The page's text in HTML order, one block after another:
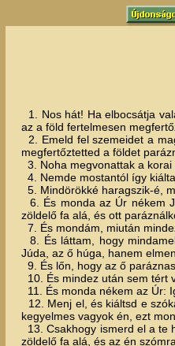
1. Nos hát! Ha elbocsátja
az a föld fertelmesen
2. Emeld fel szemeidet a
megfertőztetted a földet
3. Noha megvonattak a
4. Nemde mostantól így
5. Mindörökké haragszik-é,
6. És monda az Úr nékem
zöldelő fa alá, és ott
7. És mondám, miután
8. És láttam, hogy
Júda, az ő húga, hanem
9. És lőn, hogy az ő
10. És mindez után sem tért
11. És monda nékem az Úr:
12. Menj el, és kiáltsd e
kegyelmes vagyok én, ezt
13. Csakhogy ismerd el a te
zöldelő fa alá, és az én